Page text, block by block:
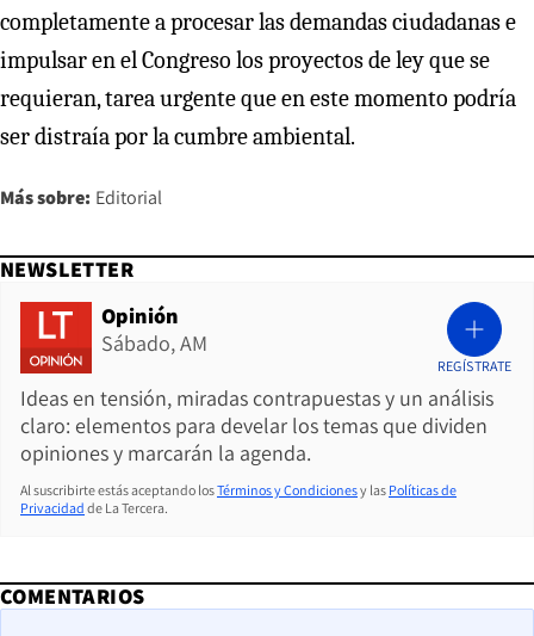
completamente a procesar las demandas ciudadanas e
impulsar en el Congreso los proyectos de ley que se
requieran, tarea urgente que en este momento podría
ser distraía por la cumbre ambiental.
Más sobre: Editorial
NEWSLETTER
Opinión
Sábado, AM
Ideas en tensión, miradas contrapuestas y un análisis
claro: elementos para develar los temas que dividen
opiniones y marcarán la agenda.
REGÍSTRATE
Al suscribirte estás aceptando losTérminos y Condicionesy las Políticas de
Privacidad de La Tercera.
COMENTARIOS